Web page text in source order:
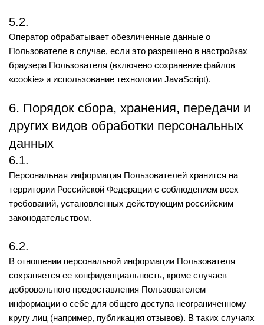
5.2.
Оператор обрабатывает обезличенные данные о
Пользователе в случае, если это разрешено в настройках
браузера Пользователя (включено сохранение файлов
«cookie» и использование технологии JavaScript).
6. Порядок сбора, хранения, передачи и
других видов обработки персональных
данных
6.1.
Персональная информация Пользователей хранится на
территории Российской Федерации с соблюдением всех
требований, установленных действующим российским
законодательством.
6.2.
В отношении персональной информации Пользователя
сохраняется ее конфиденциальность, кроме случаев
добровольного предоставления Пользователем
информации о себе для общего доступа неограниченному
кругу лиц (например, публикация отзывов). В таких случаях